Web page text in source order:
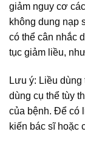
giảm nguy cơ
không dung nạp
có thể cân nhắc
tục giảm liều,
Lưu ý: Liều dùng
dùng cụ thể tùy
của bệnh. Để có
kiến bác sĩ hoặc